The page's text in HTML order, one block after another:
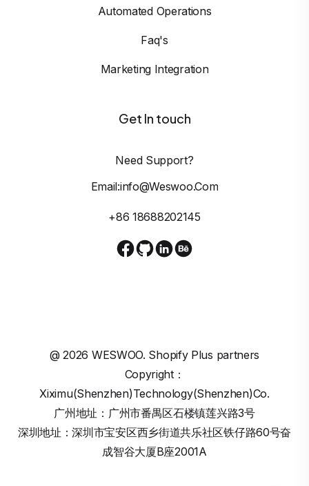
Automated Operations
Faq's
Marketing Integration
Get In touch
Need Support?
Email:info@weswoo.com
+86 18688202145
@2026 WESWOO. Shopify Plus partners
Copyright：
Xiximu(Shenzhen)Technology(Shenzhen)Co.
广州地址：广州市番禺区石楼镇莲兴路3号
深圳地址：深圳市宝安区西乡街道共乐社区铁仔路60号奋
成智谷大厦B座2001A